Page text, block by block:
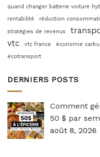
quand changer batterie voiture
rentabilité
réduction
stratégies de revenus
vtc vtc france économie
écotransport
DERNIERS POSTS
Comment
50 $ par
août 8, 2026